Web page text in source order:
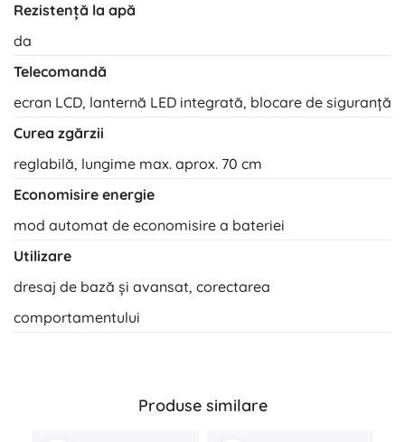
Rezistență la apă
da
Telecomandă
ecran LCD, lanternă LED integrată, blocare de siguranță
Curea zgărzii
reglabilă, lungime max. aprox. 70 cm
Economisire energie
mod automat de economisire a bateriei
Utilizare
dresaj de bază și avansat, corectarea
comportamentului
Produse similare